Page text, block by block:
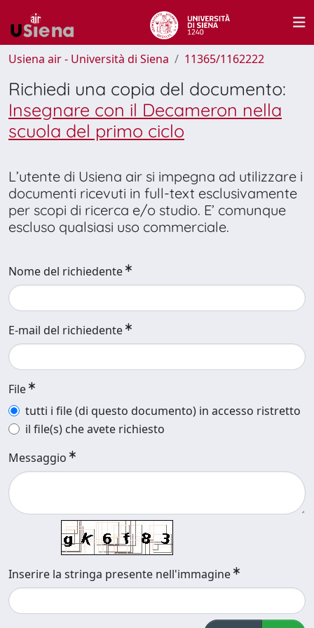
Usiena air - Università di Siena 11365/1162222
Richiedi una copia del documento:
Insegnare con il Decameron nella
scuola del primo ciclo
L’utente di Usiena air si impegna ad utilizzare i
documenti ricevuti in full-text esclusivamente
per scopi di ricerca e/o studio. E’ comunque
escluso qualsiasi uso commerciale.
Nome del richiedente
E-mail del richiedente
File
tutti i file (di questo documento) in accesso ristretto
il file(s) che avete richiesto
Messaggio
Inserire la stringa presente nell'immagine